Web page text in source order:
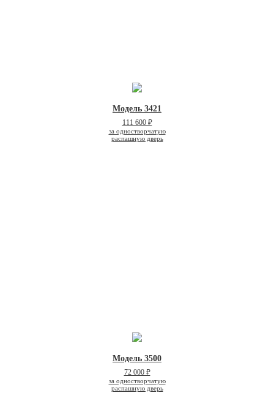
Модель 3421
111 600 ₽
за одностворчатую
распашную дверь
Модель 3500
72 000 ₽
за одностворчатую
распашную дверь